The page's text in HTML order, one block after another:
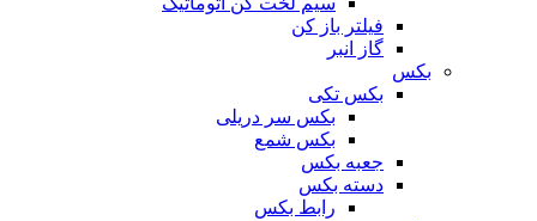
فیلتر باز کن
گاز انبر
بکس
بکس تکی
بکس سر دریلی
بکس شمع
جعبه بکس
دسته بکس
رابط بکس